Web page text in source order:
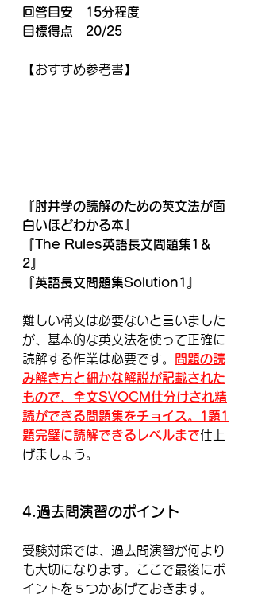
回答目安　15分程度
目標得点　20/25
【おすすめ参考書】
『肘井学の読解のための英文法が面
白いほどわかる本』
『The Rules英語長文問題集1＆
2』
『英語長文問題集Solution1』
難しい構文は必要ないと言いました
が、基本的な英文法を使って正確に
読解する作業は必要です。
問題の読
み解き方と細かな解説が記載された
もので、全文SVOCM仕分けされ精
読ができる問題集をチョイス。1題1
題完璧に読解できるレベルまで仕上
げましょう。
4.過去問演習のポイント
受験対策では、過去問演習が何より
も大切になります。ここで最後にポ
イントを５つかあげておきます。